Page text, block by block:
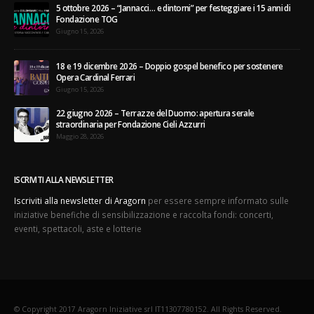
5 ottobre 2026 – “Jannacci… e dintorni” per festeggiare i 15 anni di
Fondazione TOG
Giugno 15, 2026
18 e 19 dicembre 2026 – Doppio gospel benefico per sostenere
Opera Cardinal Ferrari
Giugno 15, 2026
22 giugno 2026 – Terrazze del Duomo: apertura serale
straordinaria per Fondazione Cieli Azzurri
Maggio 28, 2026
ISCRIVITI ALLA NEWSLETTER
Iscriviti alla newsletter di Aragorn per essere sempre informato sulle
iniziative benefiche di sensibilizzazione e raccolta fondi: concerti,
eventi, spettacoli, aste e lotterie
© Copyright 2017 Aragorn Iniziative srl IT11307780152. All Rights Reserved.